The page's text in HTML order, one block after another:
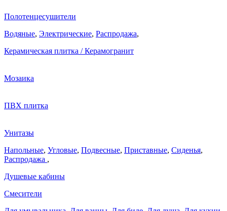
Полотенцесушители
Водяные, Электрические, Распродажа,
Керамическая плитка / Керамогранит
Мозаика
ПВХ плитка
Унитазы
Напольные, Угловые, Подвесные, Приставные, Сиденья,
Распродажа ,
Душевые кабины
Смесители